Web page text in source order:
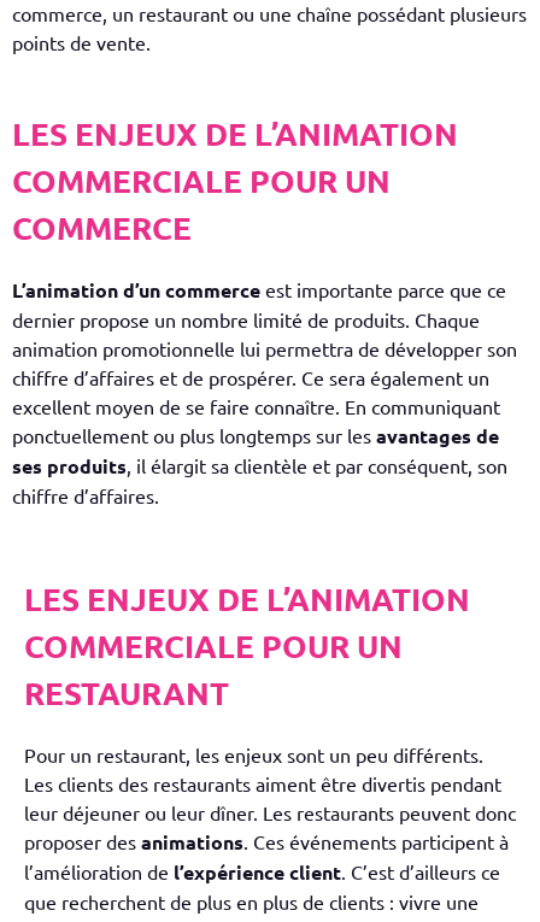
commerce, un restaurant ou une chaîne possédant plusieurs
points de vente.
​LES ENJEUX DE L’ANIMATION
COMMERCIALE POUR UN
COMMERCE
L’animation d’un commerce est importante parce que ce
dernier propose un nombre limité de produits. Chaque
animation promotionnelle lui permettra de développer son
chiffre d’affaires et de prospérer. Ce sera également un
excellent moyen de se faire connaître. En communiquant
ponctuellement ou plus longtemps sur les avantages de
ses produits, il élargit sa clientèle et par conséquent, son
chiffre d’affaires.
​LES ENJEUX DE L’ANIMATION
COMMERCIALE POUR UN
RESTAURANT
Pour un restaurant, les enjeux sont un peu différents.
Les clients des restaurants aiment être divertis pendant
leur déjeuner ou leur dîner. Les restaurants peuvent donc
proposer des animations. Ces événements participent à
l’amélioration de l’expérience client. C’est d’ailleurs ce
que recherchent de plus en plus de clients : vivre une